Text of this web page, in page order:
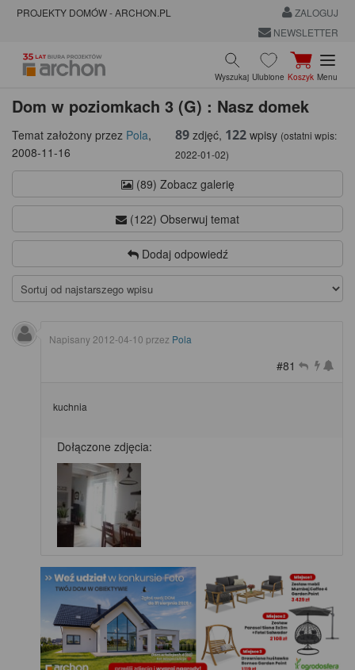
PROJEKTY DOMÓW - ARCHON.PL
ZALOGUJ
NEWSLETTER
Wyszukaj Ulubione Koszyk Menu
Dom w poziomkach 3 (G) : Nasz domek
Temat założony przez Pola,
2008-11-16
89zdjęć, 122wpisy (ostatni wpis:
2022-01-02)
(89) Zobacz galerię
(122) Obserwuj temat
Dodaj odpowiedź
Napisany 2012-04-10 przez Pola
#81
kuchnia
Dołączone zdjęcia: